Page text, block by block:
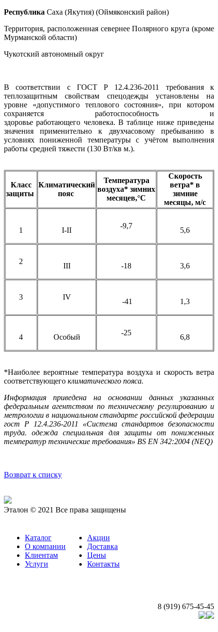
Республика Саха (Якутия) (Оймяконский район)
Территория, расположенная севернее Полярного круга (кроме
Мурманской области)
Чукотский автономный округ
В соответствии с ГОСТ Р 12.4.236-2011 требования к
теплозащитным свойствам спецодежды установлены на
уровне «допустимого теплового состояния», при котором
сохраняется работоспособность и
здоровье работающего человека. В таблице ниже приведены
значения применительно к двухчасовому пребыванию в
условиях пониженной температуры с учётом выполнения
работы средней тяжести (130 Вт/кв м.).
Класс
защиты
Климатический
пояс
Температура
воздуха* зимних
месяцев,°С
Скорость
ветра* в
зимние
месяцы, м/с
1 I-II
-9,7
5,6
2
III -18 3,6
3 IV
-41 1,3
4 Особый
-25
6,8
*Наиболее вероятные температура воздуха и скорость ветра
соответствующего климатического пояса.
Информация приведена на основании данных указанных
федеральным агентством по техническому регулированию и
метрологии в национальном стандарте российской федерации
гост Р 12.4.236-2011 «Система стандартов безопасности
труда. одежда специальная для защиты от пониженных
температур технические требования» BS EN 342:2004 (NEQ)
Возврат к списку
Эталон © 2021 Все права защищены
Каталог
О компании
Клиентам
Услуги
Акции
Доставка
Цены
Контакты
8 (919) 675-45-45